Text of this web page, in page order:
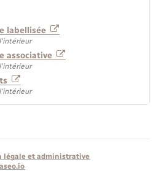
labellisée
associative
légale et administrative